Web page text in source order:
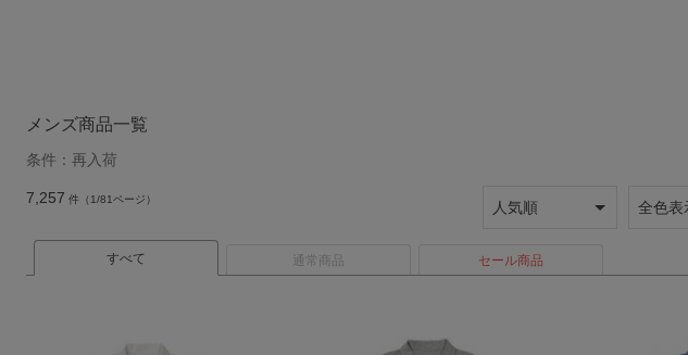
メンズ商品一覧
条件： 再入荷
7,257 件（1/81ページ）
すべて 通常商品 セール商品